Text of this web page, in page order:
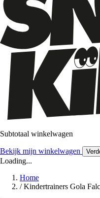
Subtotaal winkelwagen
Bekijk mijn winkelwagen
Loading...
Home
/ Kindertrainers Gola